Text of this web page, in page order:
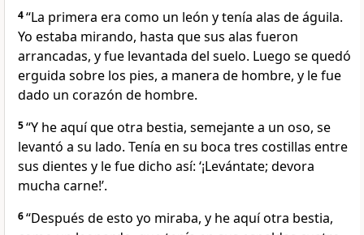
4“La primera era como un león y tenía alas de águila.
Yo estaba mirando, hasta que sus alas fueron
arrancadas, y fue levantada del suelo. Luego se quedó
erguida sobre los pies, a manera de hombre, y le fue
dado un corazón de hombre.
5“Y he aquí que otra bestia, semejante a un oso, se
levantó a su lado. Tenía en su boca tres costillas entre
sus dientes y le fue dicho así: ‘¡Levántate; devora
mucha carne!’.
6“Después de esto yo miraba, y he aquí otra bestia,